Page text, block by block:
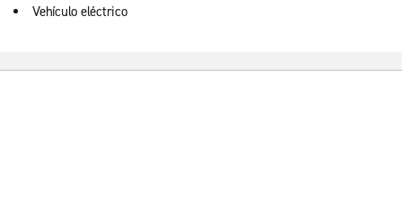
Vehículo eléctrico